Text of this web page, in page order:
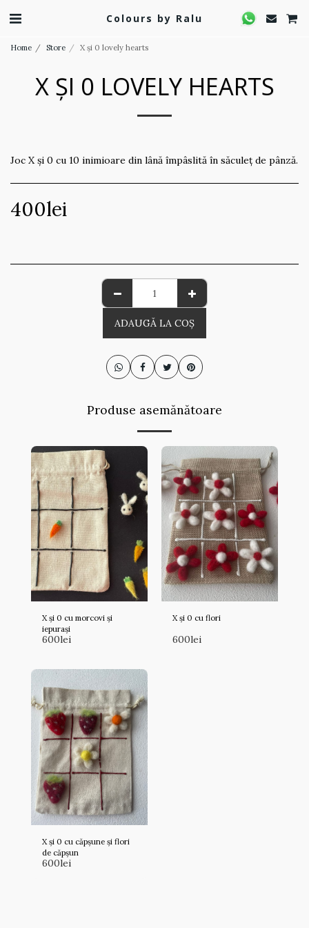
Colours by Ralu
Home Store X și 0 lovely hearts
X ȘI 0 LOVELY HEARTS
Joc X și 0 cu 10 inimioare din lână împâslită în săculeț de pânză.
400lei
ADAUGĂ LA COŞ
Produse asemănătoare
X și 0 cu morcovi și
iepurași
600lei
X și 0 cu flori
600lei
X și 0 cu căpșune și flori
de căpșun
600lei